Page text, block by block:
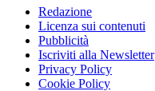
Redazione
Licenza sui contenuti
Pubblicità
Iscriviti alla Newsletter
Privacy Policy
Cookie Policy